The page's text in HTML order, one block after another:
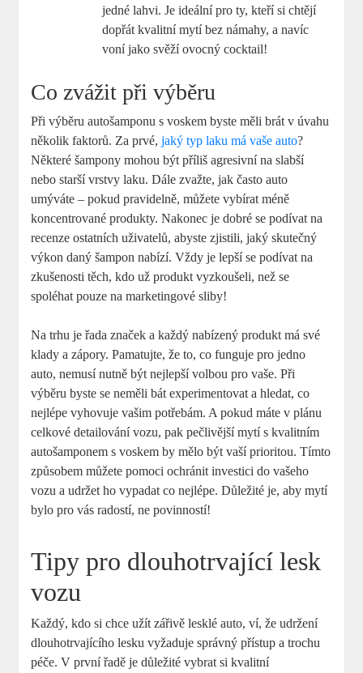
jedné lahvi. Je ideální pro ty, kteří si chtějí
dopřát kvalitní mytí bez námahy, a navíc
voní jako svěží ovocný cocktail!
Co zvážit při výběru
Při výběru autošamponu s voskem byste měli brát v úvahu
několik faktorů. Za prvé,jaký typ laku má vaše auto?
Některé šampony mohou být příliš agresivní na slabší
nebo starší vrstvy laku. Dále zvažte, jak často auto
umýváte – pokud pravidelně, můžete vybírat méně
koncentrované produkty. Nakonec je dobré se podívat na
recenze ostatních uživatelů, abyste zjistili, jaký skutečný
výkon daný šampon nabízí. Vždy je lepší se podívat na
zkušenosti těch, kdo už produkt vyzkoušeli, než se
spoléhat pouze na marketingové sliby!
Na trhu je řada značek a každý nabízený produkt má své
klady a zápory. Pamatujte, že to, co funguje pro jedno
auto, nemusí nutně být nejlepší volbou pro vaše. Při
výběru byste se neměli bát experimentovat a hledat, co
nejlépe vyhovuje vašim potřebám. A pokud máte v plánu
celkové detailování vozu, pak pečlivější mytí s kvalitním
autošamponem s voskem by mělo být vaší prioritou. Tímto
způsobem můžete pomoci ochránit investici do vašeho
vozu a udržet ho vypadat co nejlépe. Důležité je, aby mytí
bylo pro vás radostí, ne povinností!
Tipy pro dlouhotrvající lesk
vozu
Každý, kdo si chce užít zářivě lesklé auto, ví, že udržení
dlouhotrvajícího lesku vyžaduje správný přístup a trochu
péče. V první řadě je důležité vybrat si kvalitní